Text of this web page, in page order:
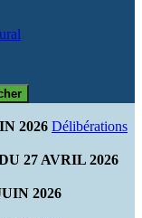
2026 Délibérations
27 AVRIL 2026
2026